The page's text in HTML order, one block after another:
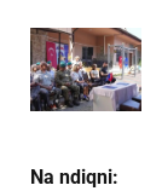
Na ndiqni: